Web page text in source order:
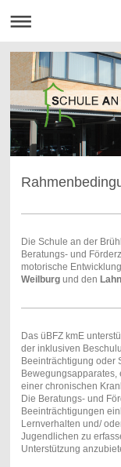
Die Schule an der
Beratungs- und
motorische
Weilburgund den
Das üBFZ kmE
der inklusiven
Beeinträchtigung oder
einer chronischen
Die Beratungs- und
Beeinträchtigungen
Lernverhalten und/
Jugendlichen zu
Unterstützung